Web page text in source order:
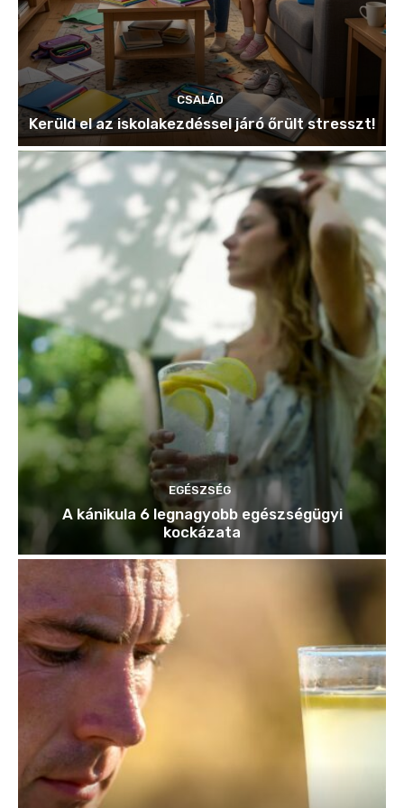
CSALÁD
Kerüld el az iskolakezdéssel járó őrült stresszt!
EGÉSZSÉG
A kánikula 6 legnagyobb egészségügyi
kockázata